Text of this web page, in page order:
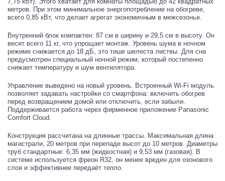
метров. При этом минимальное энергопотребление на обогреве,
всего 0,85 кВт, что делает агрегат экономичным в межсезонье.
Внутренний блок компактен: 87 см в ширину и 29,5 см в высоту. Он
весит всего 11 кг, что упрощает монтаж. Уровень шума в ночном
режиме снижается до 18 дБ, это тише шелеста листвы. Для сна
предусмотрен специальный ночной режим, который постепенно
снижает температуру и шум вентилятора.
Управление выведено на новый уровень. Встроенный Wi-Fi модуль
позволяет задавать настройки со смартфона: включить обогрев
перед возвращением домой или отключить, если забыли.
Поддерживается работа через фирменное приложение Panasonic
Comfort Cloud.
Конструкция рассчитана на длинные трассы. Максимальная длина
магистрали, 20 метров при перепаде высот до 10 метров. Диаметры
труб стандартные: 6,35 мм (жидкостная) и 9,53 мм (газовая). В
системе используется фреон R32, он менее вреден для озонового
слоя и эффективнее передаёт тепло.